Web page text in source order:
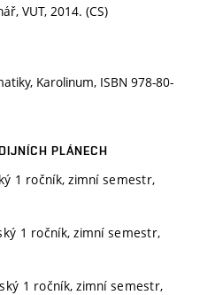
VUT, 2014. (CS)
Karolinum, ISBN 978-80-
PLÁNECH
1 ročník, zimní semestr,
1 ročník, zimní semestr,
1 ročník, zimní semestr,